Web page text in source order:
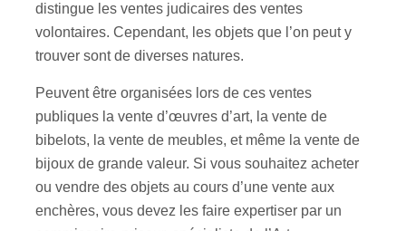
distingue les ventes judicaires des ventes
volontaires. Cependant, les objets que l’on peut y
trouver sont de diverses natures.
Peuvent être organisées lors de ces ventes
publiques la vente d’œuvres d’art, la vente de
bibelots, la vente de meubles, et même la vente de
bijoux de grande valeur. Si vous souhaitez acheter
ou vendre des objets au cours d’une vente aux
enchères, vous devez les faire expertiser par un